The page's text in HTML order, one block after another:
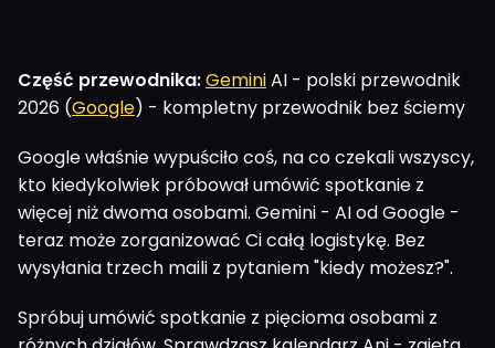
Część przewodnika:GeminiAI - polski przewodnik
2026 (Google) - kompletny przewodnik bez ściemy
Google właśnie wypuściło coś, na co czekali wszyscy,
kto kiedykolwiek próbował umówić spotkanie z
więcej niż dwoma osobami. Gemini - AI od Google -
teraz może zorganizować Ci całą logistykę. Bez
wysyłania trzech maili z pytaniem "kiedy możesz?".
Spróbuj umówić spotkanie z pięcioma osobami z